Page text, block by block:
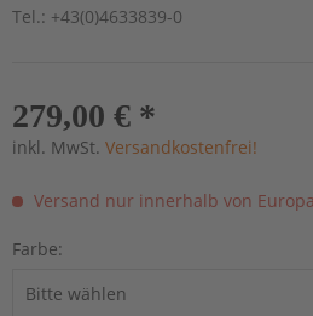
Tel.: +43(0)4633839-0
279,00 € *
inkl. MwSt. Versandkostenfrei!
Versand nur innerhalb von Europa
Farbe: